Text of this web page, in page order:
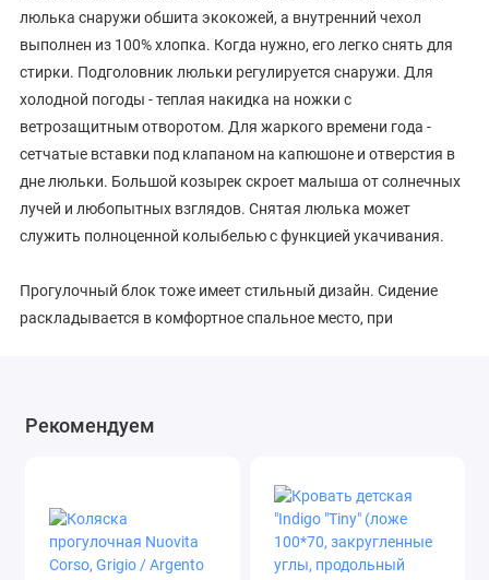
люлька снаружи обшита экокожей, а внутренний чехол
выполнен из 100% хлопка. Когда нужно, его легко снять для
стирки. Подголовник люльки регулируется снаружи. Для
холодной погоды - теплая накидка на ножки с
ветрозащитным отворотом. Для жаркого времени года -
сетчатые вставки под клапаном на капюшоне и отверстия в
дне люльки. Большой козырек скроет малыша от солнечных
лучей и любопытных взглядов. Снятая люлька может
служить полноценной колыбелью с функцией укачивания.
Прогулочный блок тоже имеет стильный дизайн. Сидение
раскладывается в комфортное спальное место, при
перемычка на кнопке. В капюшоне также предусмотрено
Современная рама из облегченного алюминия имеет
дополнительные амортизаторы по бокам. Коляска, как и все
модели от AroTeam, включает инновации:
Рекомендуем